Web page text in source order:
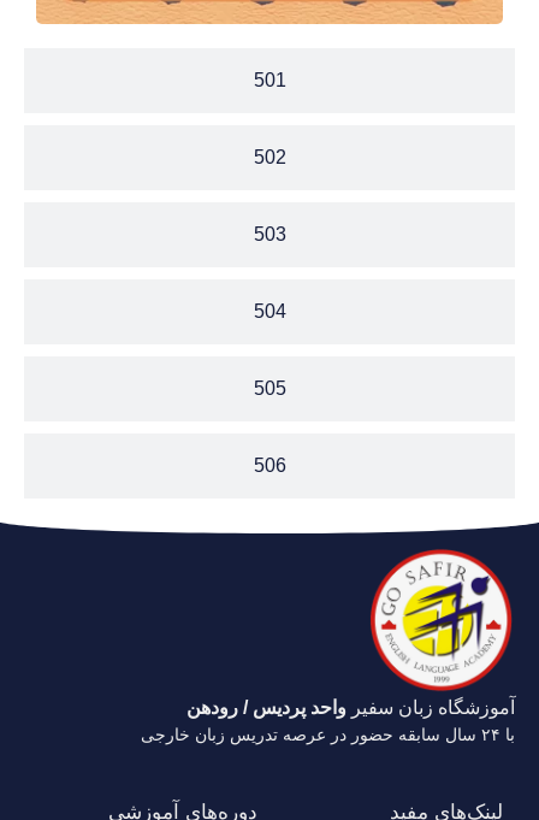
501
502
503
504
505
506
آموزشگاه زبان سفیر واحد پردیس / رودهن
با ۲۴ سال سابقه حضور در عرصه تدریس زبان خارجی
لینک‌های مفید دوره‌های آموزشی